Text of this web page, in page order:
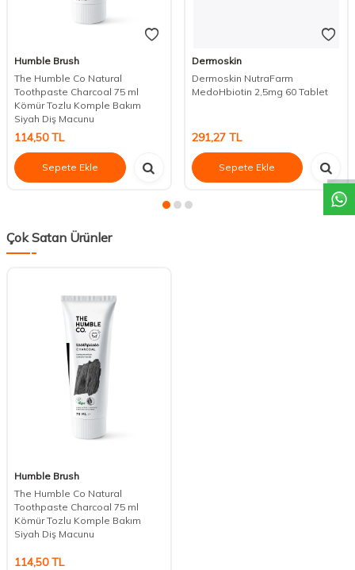
DESTEK
Humble Brush
The Humble Co Natural
Toothpaste Charcoal 75 ml
Kömür Tozlu Komple Bakım
Siyah Diş Macunu
114,50TL
Sepete Ekle
Dermoskin
Dermoskin NutraFarm
MedoHbiotin 2,5mg 60 Tablet
291,27TL
Sepete Ekle
Çok Satan Ürünler
Humble Brush
The Humble Co Natural
Toothpaste Charcoal 75 ml
Kömür Tozlu Komple Bakım
Siyah Diş Macunu
114,50TL